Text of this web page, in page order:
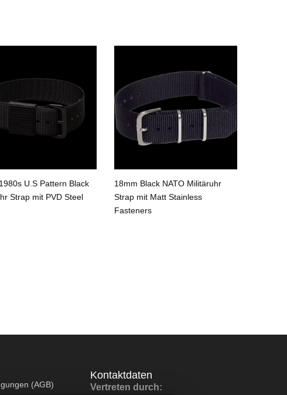
U.S Pattern Black
Strap mit PVD Steel
18mm Black NATO Militäruhr
Strap mit Matt Stainless
Fasteners
(AGB)
Kontaktdaten
Vertreten durch: